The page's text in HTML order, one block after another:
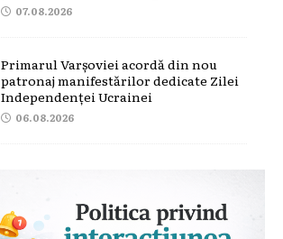
07.08.2026
Primarul Varșoviei acordă din nou
patronaj manifestărilor dedicate Zilei
Independenței Ucrainei
06.08.2026